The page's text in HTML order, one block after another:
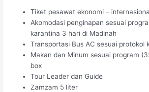
Tiket pesawat ekonomi –
Akomodasi penginapan sesuai
karantina 3 hari di Madinah
Transportasi Bus AC sesuai protokol
Makan dan Minum sesuai program
box
Tour Leader dan Guide
Zamzam 5 liter